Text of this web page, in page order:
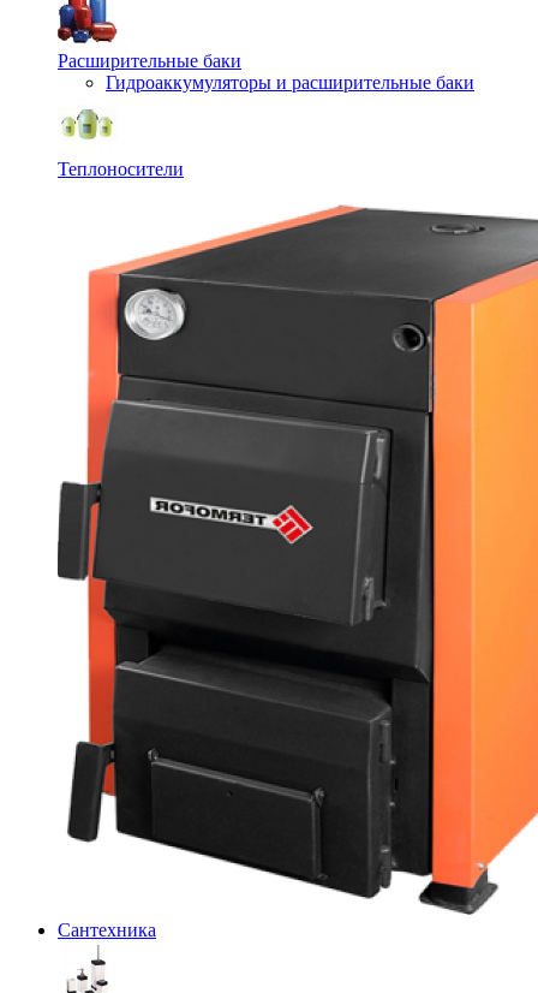
Расширительные баки
Гидроаккумуляторы и расширительные баки
Теплоносители
Сантехника